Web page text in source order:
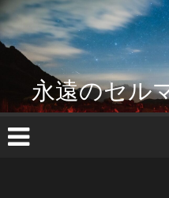
コ
ン
テ
へ
ス
キ
永遠のセル